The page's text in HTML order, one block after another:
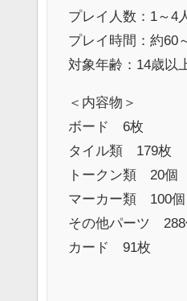
プレイ人数：1～4人
プレイ時間：約60
対象年齢：14歳以
＜内容物＞
ボード 6枚
タイル類 179枚
トークン類 20個
マーカー類 100個
その他パーツ 288
カード 91枚